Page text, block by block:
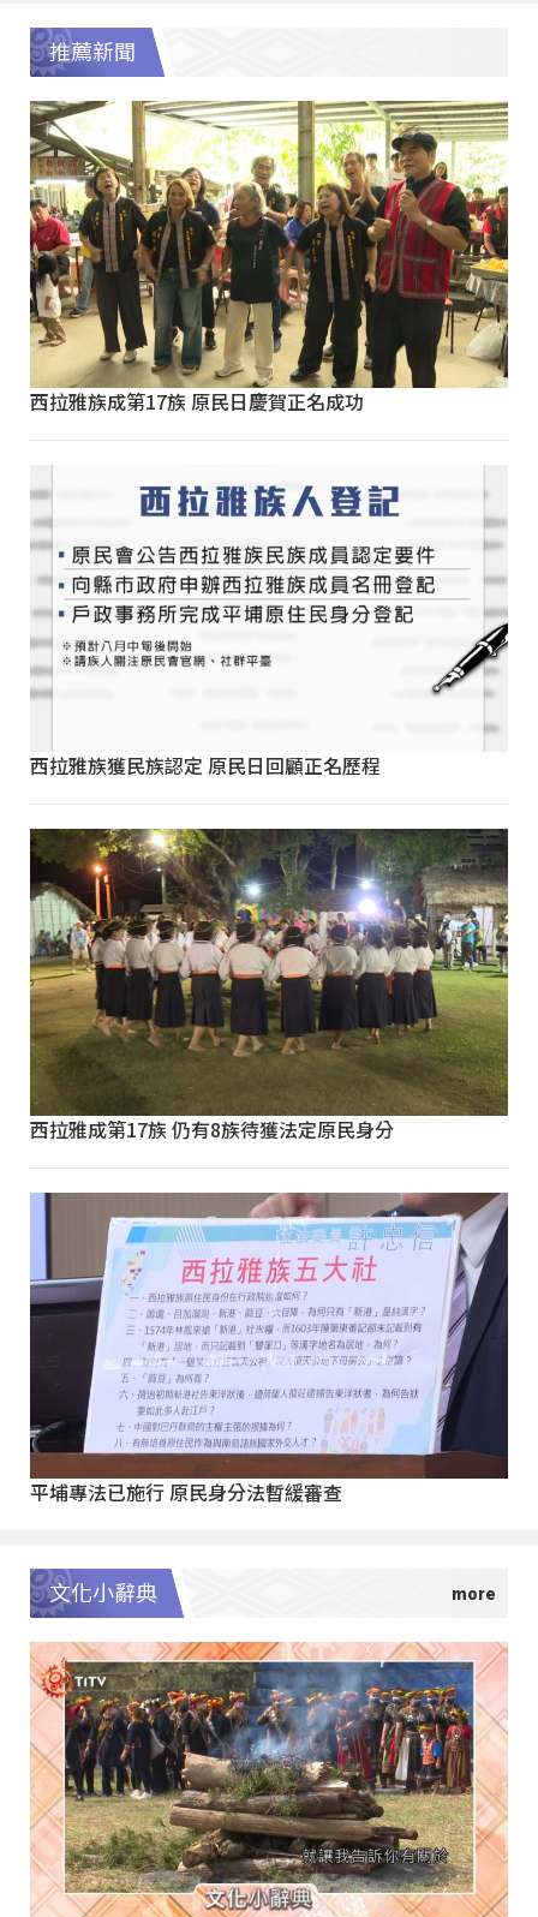
推薦新聞
西拉雅族成第17族 原民日慶賀正名成功
西拉雅族獲民族認定 原民日回顧正名歷程
西拉雅成第17族 仍有8族待獲法定原民身分
平埔專法已施行 原民身分法暫緩審查
文化小辭典